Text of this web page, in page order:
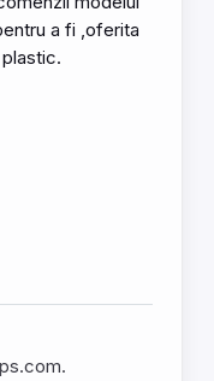
a fi ,oferita